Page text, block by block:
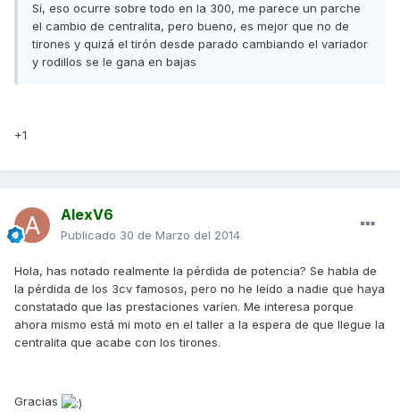
Sí, eso ocurre sobre todo en la 300, me parece un parche
el cambio de centralita, pero bueno, es mejor que no de
tirones y quizá el tirón desde parado cambiando el variador
y rodillos se le gana en bajas
+1
AlexV6
Publicado 30 de Marzo del 2014
Hola, has notado realmente la pérdida de potencia? Se habla de
la pérdida de los 3cv famosos, pero no he leído a nadie que haya
constatado que las prestaciones varíen. Me interesa porque
ahora mismo está mi moto en el taller a la espera de que llegue la
centralita que acabe con los tirones.
Gracias